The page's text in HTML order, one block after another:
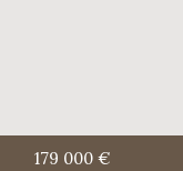
179 000 €